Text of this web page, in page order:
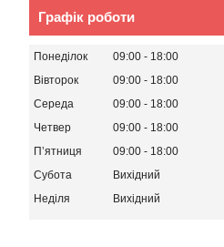
Графік роботи
Понеділок 09:00
18:00
Вівторок
09:00
18:00
Середа
09:00
18:00
Четвер
09:00
18:00
Пʼятниця
09:00
18:00
Субота
Вихідний
Неділя
Вихідний